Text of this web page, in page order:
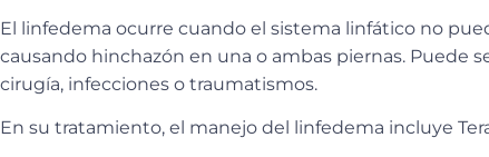
El linfedema ocurre cuando el sistema linfático no
causando hinchazón en una o ambas piernas. Puede
cirugía, infecciones o traumatismos.
En su tratamiento, el manejo del linfedema incluye